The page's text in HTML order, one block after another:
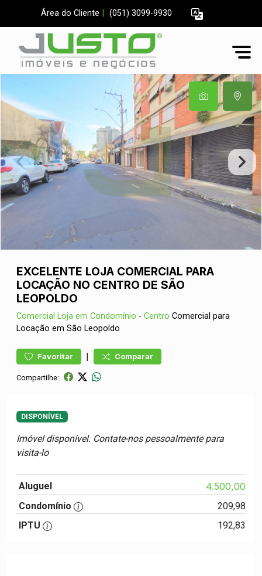
Área do Cliente (051) 3099-9930
EXCELENTE LOJA COMERCIAL PARA
LOCAÇÃO NO CENTRO DE SÃO
LEOPOLDO
Comercial Loja em Condomínio - Centro Comercial para
Locação em São Leopoldo
Favoritar | Comparar
Compartilhe:
DISPONÍVEL
Imóvel disponível. Contate-nos pessoalmente para
visita-lo
Aluguel 4.500,00
Condomínio
209,98
IPTU
192,83